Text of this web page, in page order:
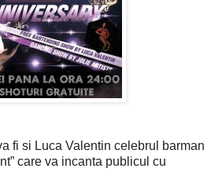
fi si Luca Valentin celebrul barman
care va incanta publicul cu